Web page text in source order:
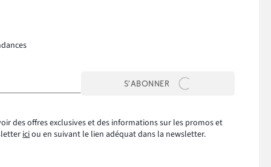
S’ABONNER
des offres exclusives et des informations sur les promos et
iciou en suivant le lien adéquat dans la newsletter.